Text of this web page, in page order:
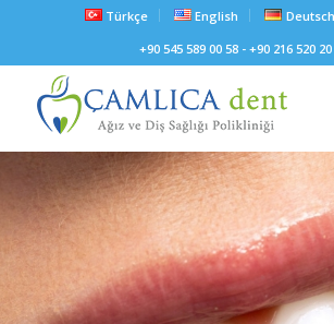
Türkçe English Deutsch
+90 545 589 00 58 - +90 216 520